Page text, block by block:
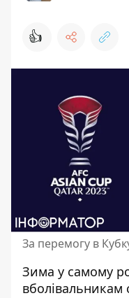
👍
За перемогу в
Зима у самому
вболівальникам